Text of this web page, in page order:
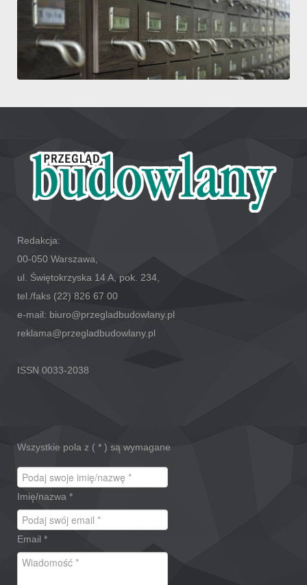
Redakcja:
00-050 Warszawa,
ul. Świętokrzyska 14 A, pok. 234,
tel./faks (22) 826 67 00
e-mail: biuro@przegladbudowlany.pl
reklama@przegladbudowlany.pl
ISSN 0033-2038
Wszystkie pola z ( * ) są wymagane
Imię/nazwa *
Email *